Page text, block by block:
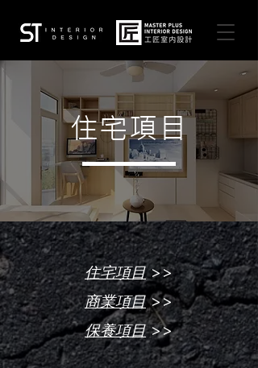
住宅項目
住宅項目>>
商業項目>>
保養項目>>